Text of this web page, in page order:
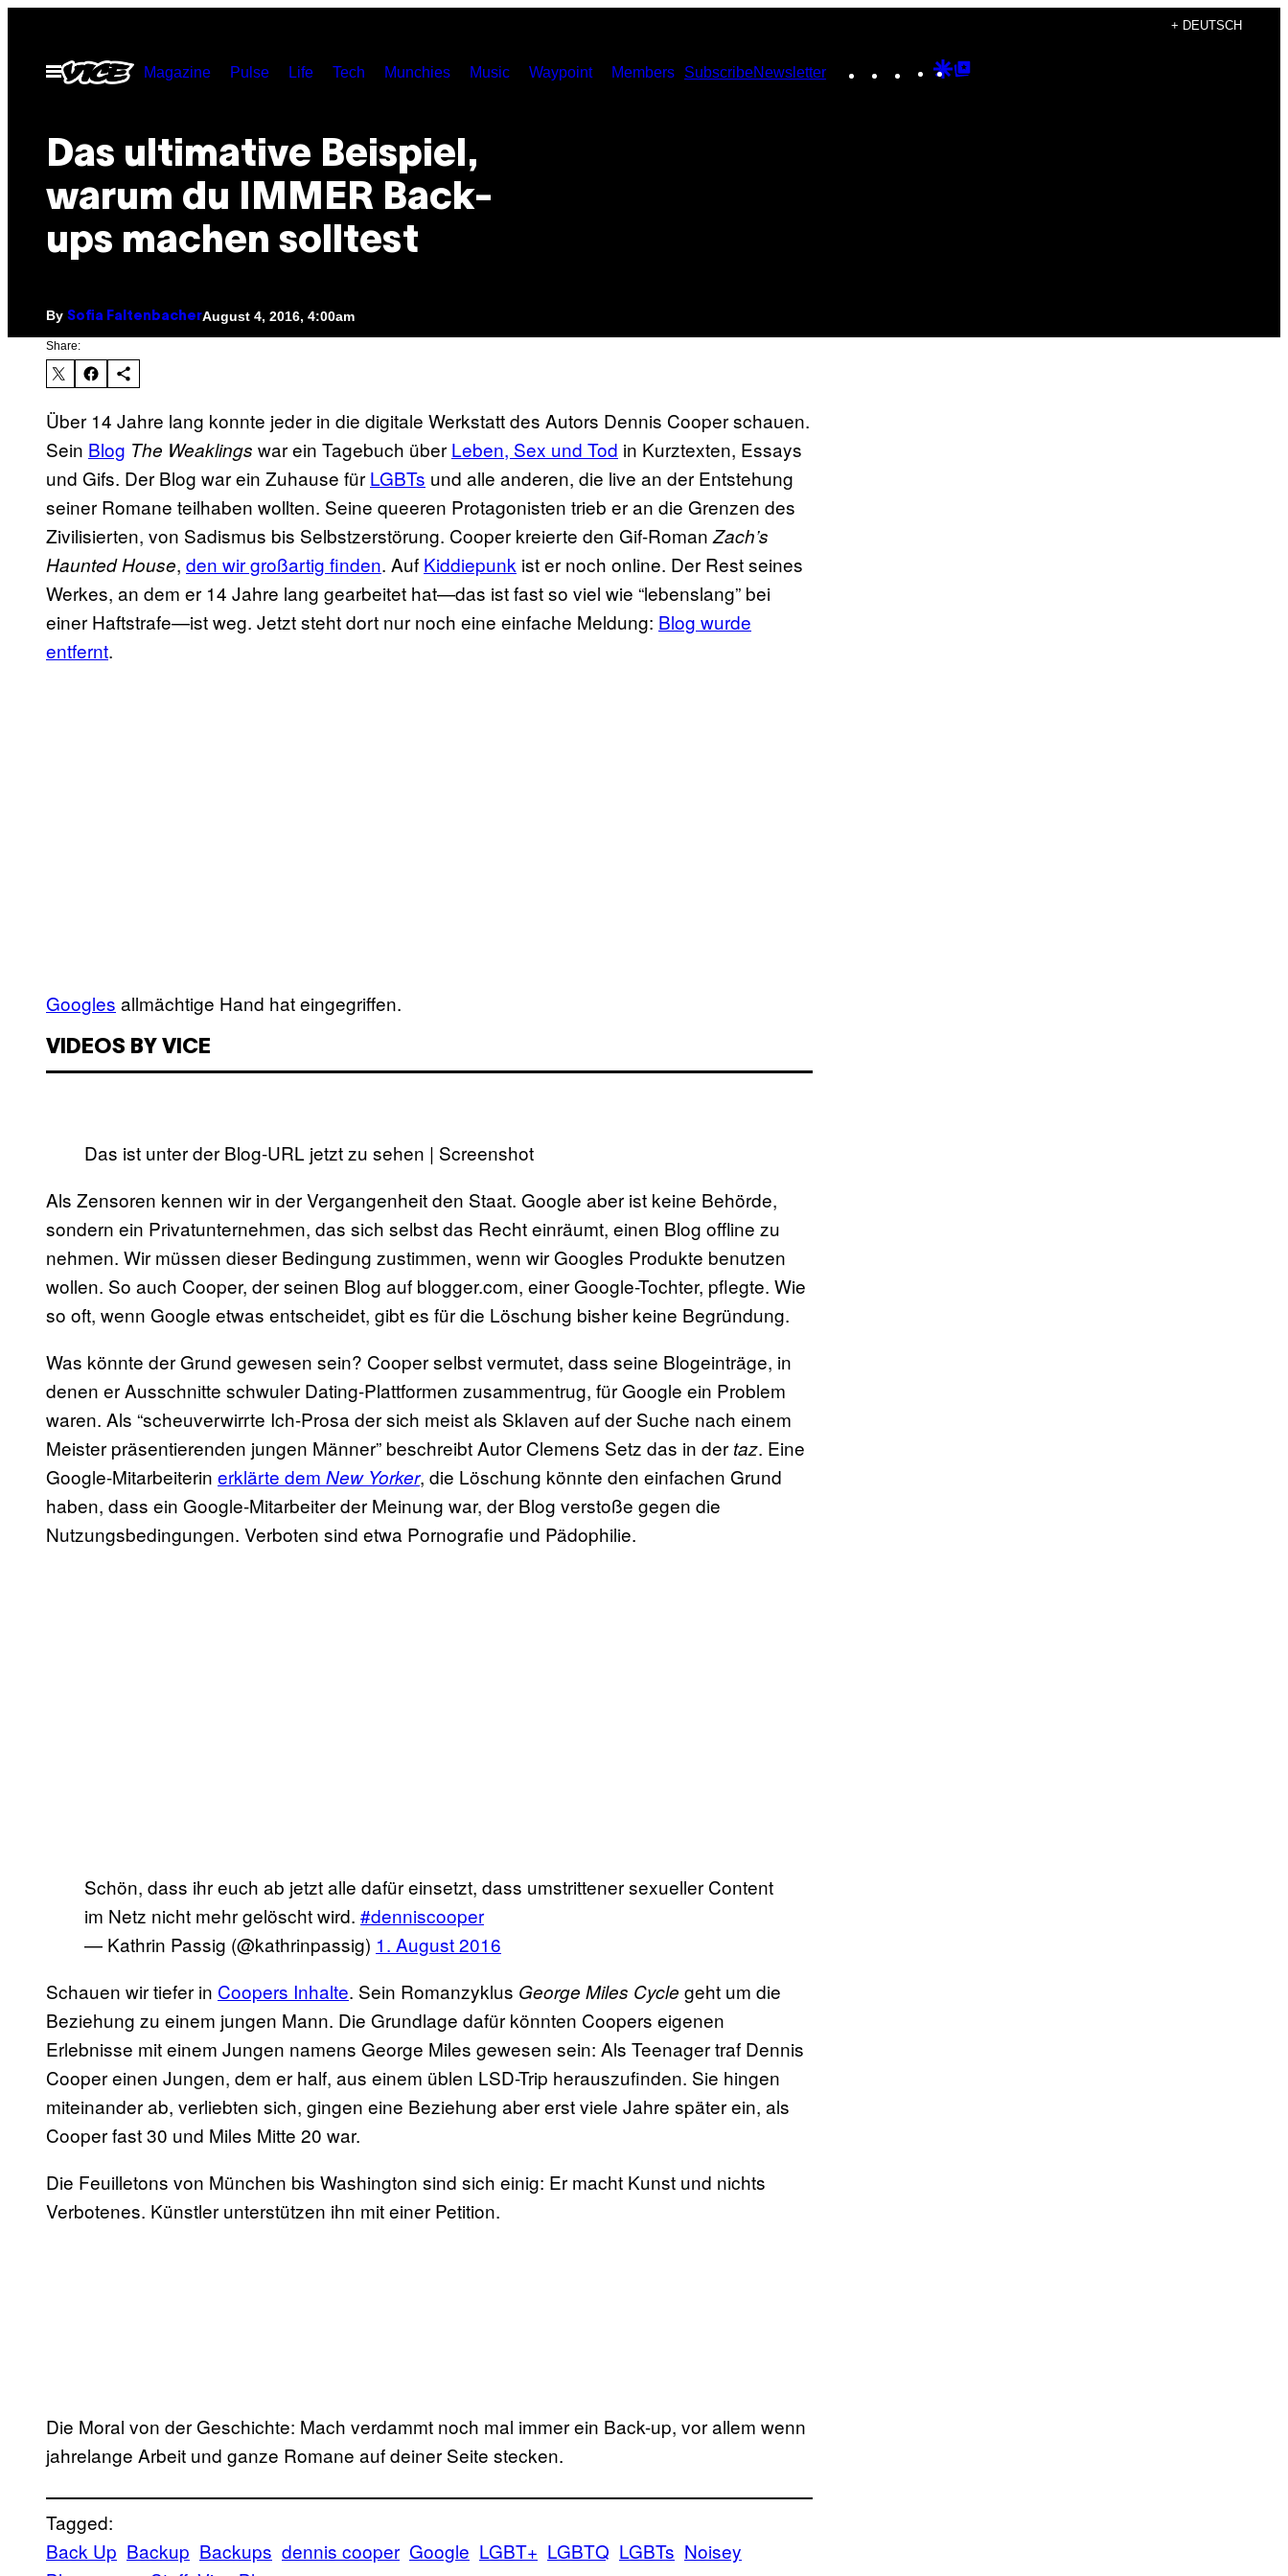
content
+ DEUTSCH
Open
Menu
Magazine Pulse Life Tech Munchies Music Waypoint Members SubscribeNewsletter Instagram
TikTokYouTube
Google
Das ultimative Beispiel,
warum du IMMER Back-
ups machen solltest
By Sofia FaltenbacherAugust 4, 2016, 4:00am
Share:
Über 14 Jahre lang konnte jeder in die digitale Werkstatt des Autors Dennis Cooper schauen.
Sein Blog The Weaklings war ein Tagebuch über Leben, Sex und Tod in Kurztexten, Essays
und Gifs. Der Blog war ein Zuhause für LGBTs und alle anderen, die live an der Entstehung
seiner Romane teilhaben wollten. Seine queeren Protagonisten trieb er an die Grenzen des
Zivilisierten, von Sadismus bis Selbstzerstörung. Cooper kreierte den Gif-Roman Zach’s
Haunted House, den wir großartig finden. Auf Kiddiepunk ist er noch online. Der Rest seines
Werkes, an dem er 14 Jahre lang gearbeitet hat—das ist fast so viel wie “lebenslang” bei
einer Haftstrafe—ist weg. Jetzt steht dort nur noch eine einfache Meldung: Blog wurde
entfernt.
Googles allmächtige Hand hat eingegriffen.
VIDEOS BY VICE
Das ist unter der Blog-URL jetzt zu sehen | Screenshot
Als Zensoren kennen wir in der Vergangenheit den Staat. Google aber ist keine Behörde,
sondern ein Privatunternehmen, das sich selbst das Recht einräumt, einen Blog offline zu
nehmen. Wir müssen dieser Bedingung zustimmen, wenn wir Googles Produkte benutzen
wollen. So auch Cooper, der seinen Blog auf blogger.com, einer Google-Tochter, pflegte. Wie
so oft, wenn Google etwas entscheidet, gibt es für die Löschung bisher keine Begründung.
Was könnte der Grund gewesen sein? Cooper selbst vermutet, dass seine Blogeinträge, in
denen er Ausschnitte schwuler Dating-Plattformen zusammentrug, für Google ein Problem
waren. Als “scheuverwirrte Ich-Prosa der sich meist als Sklaven auf der Suche nach einem
Meister präsentierenden jungen Männer” beschreibt Autor Clemens Setz das in der taz. Eine
Google-Mitarbeiterin erklärte dem New Yorker, die Löschung könnte den einfachen Grund
haben, dass ein Google-Mitarbeiter der Meinung war, der Blog verstoße gegen die
Nutzungsbedingungen. Verboten sind etwa Pornografie und Pädophilie.
Schön, dass ihr euch ab jetzt alle dafür einsetzt, dass umstrittener sexueller Content
im Netz nicht mehr gelöscht wird. #denniscooper
— Kathrin Passig (@kathrinpassig) 1. August 2016
Schauen wir tiefer in Coopers Inhalte. Sein Romanzyklus George Miles Cycle geht um die
Beziehung zu einem jungen Mann. Die Grundlage dafür könnten Coopers eigenen
Erlebnisse mit einem Jungen namens George Miles gewesen sein: Als Teenager traf Dennis
Cooper einen Jungen, dem er half, aus einem üblen LSD-Trip herauszufinden. Sie hingen
miteinander ab, verliebten sich, gingen eine Beziehung aber erst viele Jahre später ein, als
Cooper fast 30 und Miles Mitte 20 war.
Die Feuilletons von München bis Washington sind sich einig: Er macht Kunst und nichts
Verbotenes. Künstler unterstützen ihn mit einer Petition.
Die Moral von der Geschichte: Mach verdammt noch mal immer ein Back-up, vor allem wenn
jahrelange Arbeit und ganze Romane auf deiner Seite stecken.
Tagged:
Back Up Backup Backups dennis cooper Google LGBT+ LGBTQ LGBTs Noisey